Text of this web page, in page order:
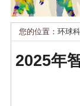
您的位置： 环球
2025年